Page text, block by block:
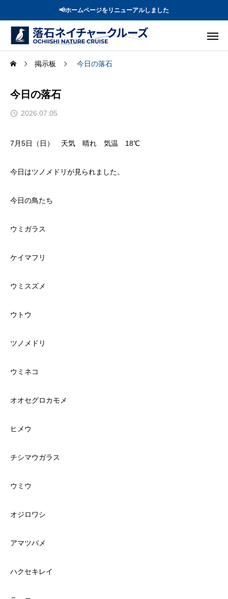
📢ホームページをリニューアルしました
掲示板 今日の落石
今日の落石
2026.07.05
7月5日（日） 天気 晴れ 気温 18℃
今日はツノメドリが見られました。
今日の鳥たち
ウミガラス
ケイマフリ
ウミスズメ
ウトウ
ツノメドリ
ウミネコ
オオセグロカモメ
ヒメウ
チシマウガラス
ウミウ
オジロワシ
アマツバメ
ハクセキレイ